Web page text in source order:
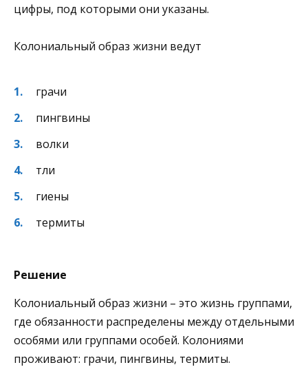
цифры, под которыми они указаны.
Колониальный образ жизни ведут
грачи
пингвины
волки
тли
гиены
термиты
Решение
Колониальный образ жизни – это жизнь группами,
где обязанности распределены между отдельными
особями или группами особей. Колониями
проживают: грачи, пингвины, термиты.